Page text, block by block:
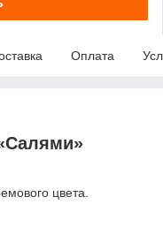
Оплата
цвета.